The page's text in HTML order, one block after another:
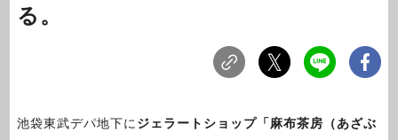
る。
池袋東武デパ地下に ジェラートショップ「麻布茶房（あざぶ